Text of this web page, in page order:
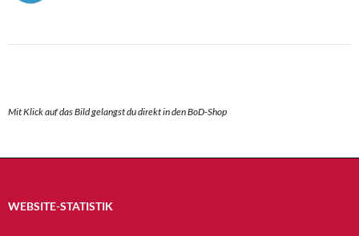
Mit Klick auf das Bild gelangst du direkt in den BoD-Shop
WEBSITE-STATISTIK